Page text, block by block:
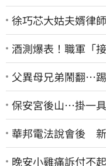
徐巧芯大姑夫婿律
酒測爆表！職軍「
父異母兄弟鬧翻…
保安宮後山…掛一
華邦電法說會後
晚安小雞痛訴付不